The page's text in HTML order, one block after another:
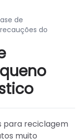
de
do
para reciclagem
muito